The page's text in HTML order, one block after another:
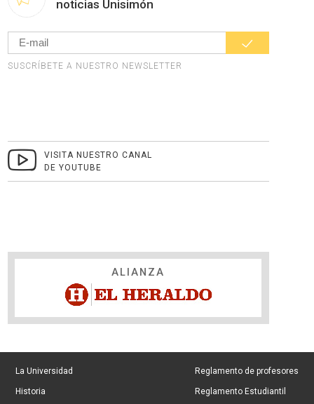
noticias Unisimón
SUSCRÍBETE A NUESTRO NEWSLETTER
VISITA NUESTRO CANAL
DE YOUTUBE
ALIANZA
La Universidad
Historia
Reglamento de profesores
Reglamento Estudiantil